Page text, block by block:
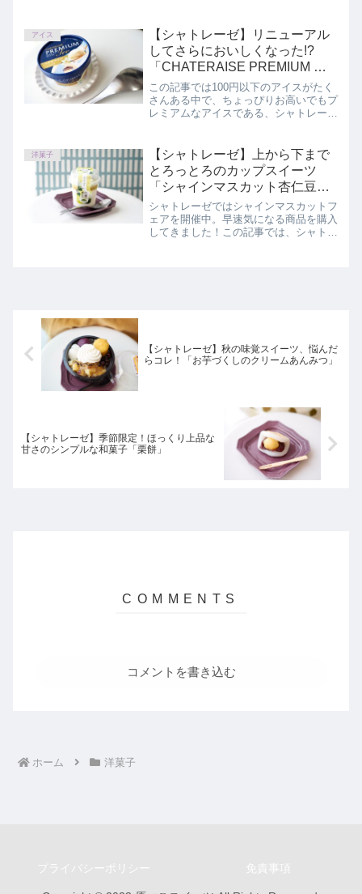
おり、こちらの記事では11月にリニュ
ーアルされたシャトレーゼ「クレープ・
オ・ショコラ」を正直にレビューしてい
ます。
アイス
【シャトレーゼ】リニューアル
してさらにおいしくなった!?
「CHATERAISE PREMIUM マ
ダガスカルバニラ」
この記事では100円以下のアイスがたく
さんある中で、ちょっぴりお高いでもプ
レミアムなアイスである、シャトレーゼ
す。
洋菓子
【シャトレーゼ】上から下まで
とろっとろのカップスイーツ
「シャインマスカット杏仁豆
腐」
シャトレーゼではシャインマスカットフ
ェアを開催中。早速気になる商品を購入
してきました！この記事では、シャトレ
【シャトレーゼ】秋の味覚スイーツ、悩んだ
らコレ！「お芋づくしのクリームあんみつ」
【シャトレーゼ】季節限定！ほっくり上品な
甘さのシンプルな和菓子「栗餅」
コメントを書き込む
ホーム 洋菓子
プライバシーポリシー 免責事項